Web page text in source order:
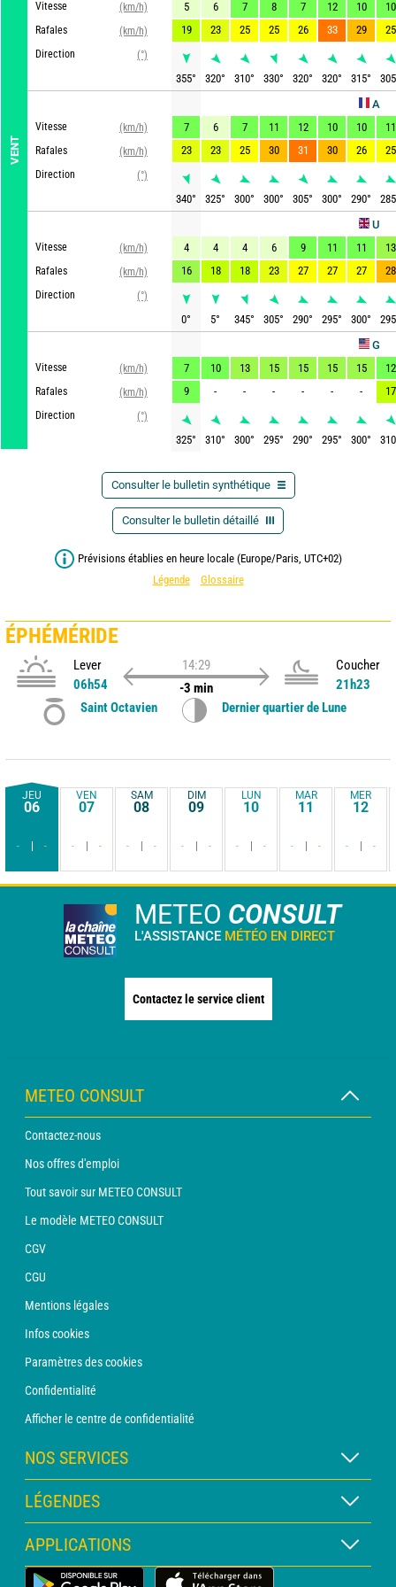
VENT
Vitesse
(km/h)
Rafales
(km/h)
Direction
(°)
ARPEGE
Vitesse
(km/h)
Rafales
(km/h)
Direction
(°)
UKMO
Vitesse
(km/h)
Rafales
(km/h)
Direction
(°)
Vitesse
(km/h)
Rafales
(km/h)
Direction
(°)
5 6 7 8 7 12 10
10
19
23 25 25 26 33 29 25
355° 320° 310° 330° 320° 320° 315° 305
7 6 7 11 12 10 10
11
23
23 25 30 31 30 26 25
340° 325° 300° 300° 305° 300° 290° 285
4 4 4 6 9 11 11
13
16
18 18 23 27 27 27 28
0° 5° 345° 305° 290° 295° 300° 295
7 10 13 15 15 15 15
12
9
- - - - - - 17
325° 310° 300° 295° 290° 295° 300° 310
Consulter le bulletin synthétique
Consulter le bulletin détaillé
Prévisions établies en heure locale (Europe/Paris, UTC+02)
Légende
Glossaire
ÉPHÉMÉRIDE
Lever
06h54
14:29
-3 min
Coucher
21h23
Saint Octavien
Dernier quartier de Lune
JEU
06
- -
VEN
07
- -
SAM
08
- -
DIM
09
- -
LUN
10
- -
MAR
11
- -
MER
12
- -
METEO CONSULT
L'ASSISTANCE MÉTÉO EN DIRECT
Contactez le service client
METEO CONSULT
Contactez-nous
Nos offres d'emploi
Tout savoir sur METEO CONSULT
Le modèle METEO CONSULT
CGV
CGU
Mentions légales
Infos cookies
Paramètres des cookies
Confidentialité
Afficher le centre de confidentialité
NOS SERVICES
Abonnement METEO Xpert
Abonnement METEO PRO
Consultation avec un prévisionniste
Bulletin PRO
LÉGENDES
Légende des cartes
Légende des pictogrammes
APPLICATIONS